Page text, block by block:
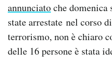
annunciatoche domenica
state arrestate nel corso
terrorismo, non è chiaro
delle 16 persone è stata